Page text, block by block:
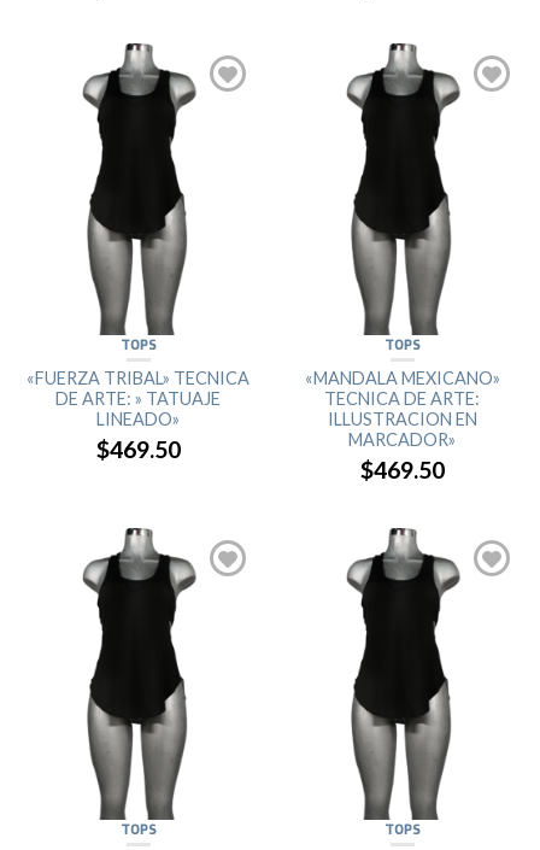
TOPS
«FUERZA TRIBAL» TECNICA
DE ARTE: » TATUAJE
LINEADO»
$469.50
TOPS
«MANDALA MEXICANO»
TECNICA DE ARTE:
ILLUSTRACION EN
MARCADOR»
$469.50
TOPS TOPS